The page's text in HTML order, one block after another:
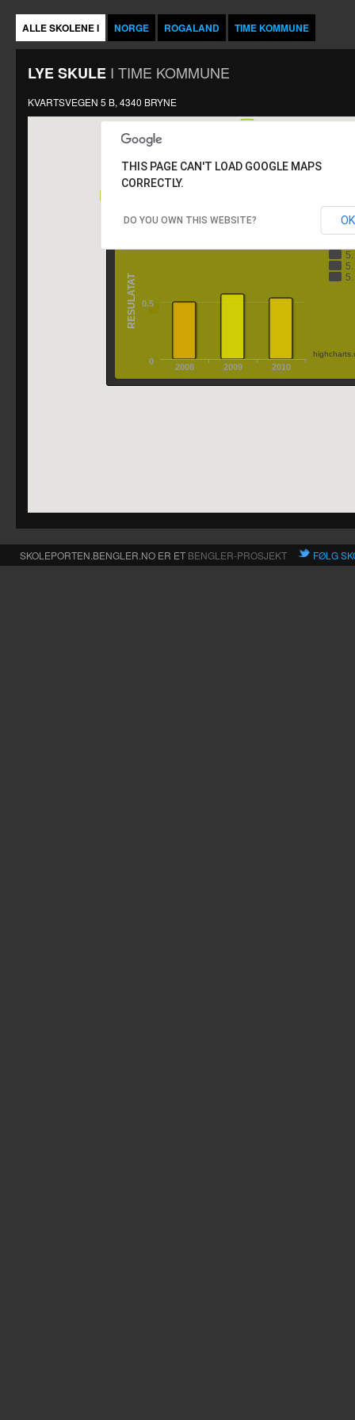
ALLE SKOLENE I NORGE ROGALAND TIME KOMMUNE
LYE SKULE I TIME KOMMUNE
KVARTSVEGEN 5 B, 4340 BRYNE
5.
5.
2008 2009 2010
0
0.5
RESULATAT
THIS PAGE CAN'T LOAD GOOGLE MAPS
CORRECTLY.
DO YOU OWN THIS WEBSITE? OK
SKOLEPORTEN.BENGLER.NO ER ET BENGLER-PROSJEKT FØLG